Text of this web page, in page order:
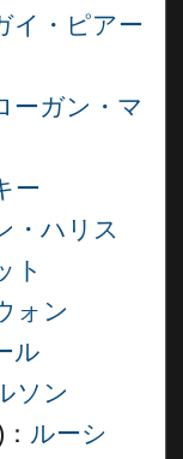
イ・ピアー
ーガン・マ
ー
・ハリス
ト
ォン
ル
ソン
ルーシ